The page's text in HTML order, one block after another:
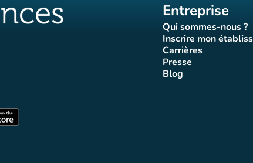
onglet)
Entreprise
Qui sommes-nous ?
(nouvel
Inscrire mon
Carrières(nouvel onglet)
Presse(nouvel onglet)
Blog(nouvel onglet)